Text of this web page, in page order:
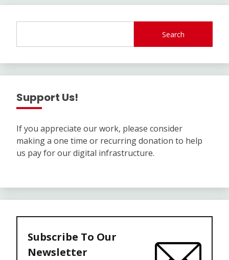
Search
Support Us!
If you appreciate our work, please consider
making a one time or recurring donation to help
us pay for our digital infrastructure.
Subscribe To Our
Newsletter